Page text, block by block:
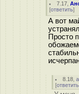
7.17 ,
[ответить]
А вот
Просто
8.18 ,
[ответить